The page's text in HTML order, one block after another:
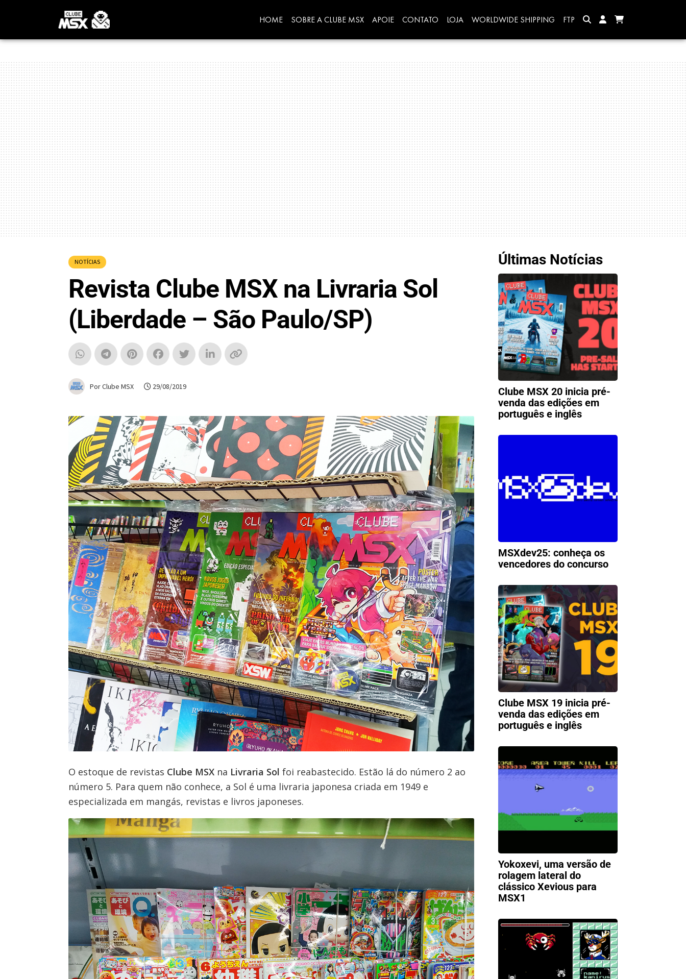
HOME SOBRE A CLUBE MSX APOIE CONTATO LOJA WORLDWIDE SHIPPING FTP
NOTÍCIAS
Revista Clube MSX na Livraria Sol
(Liberdade – São Paulo/SP)
Por Clube MSX 29/08/2019
O estoque de revistas Clube MSX na Livraria Sol foi reabastecido. Estão lá do número 2 ao
número 5. Para quem não conhece, a Sol é uma livraria japonesa criada em 1949 e
especializada em mangás, revistas e livros japoneses.
Últimas Notícias
Clube MSX 20 inicia pré-
venda das edições em
português e inglês
MSXdev25: conheça os
vencedores do concurso
Clube MSX 19 inicia pré-
venda das edições em
português e inglês
Yokoxevi, uma versão de
rolagem lateral do
clássico Xevious para
MSX1